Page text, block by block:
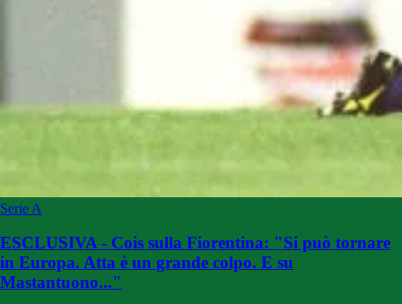
Serie A
ESCLUSIVA - Cois sulla Fiorentina: "Si può tornare
in Europa. Atta è un grande colpo. E su
Mastantuono..."